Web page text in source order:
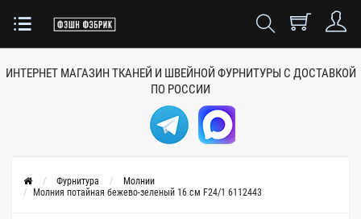
ИНТЕРНЕТ МАГАЗИН ТКАНЕЙ И ШВЕЙНОЙ ФУРНИТУРЫ С ДОСТАВКОЙ
ПО РОССИИ
Фурнитура
Молнии
Молния потайная бежево-зеленый 16 см F24/1 6112443